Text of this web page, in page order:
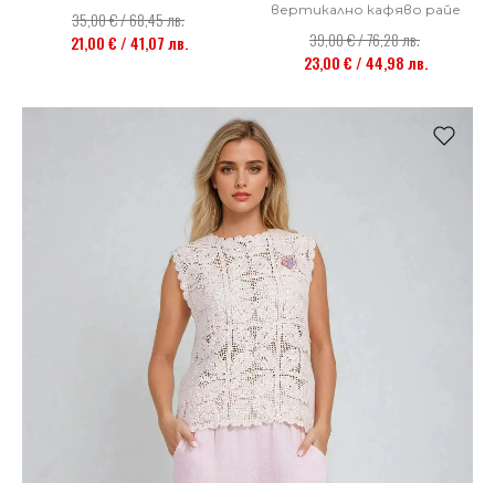
35,00 € / 68,45 лв.
21,00 € / 41,07 лв.
вертикално кафяво райе
39,00 € / 76,28 лв.
23,00 € / 44,98 лв.